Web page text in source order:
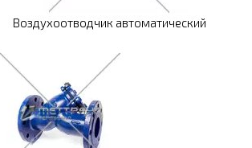
Воздухоотводчик автоматический